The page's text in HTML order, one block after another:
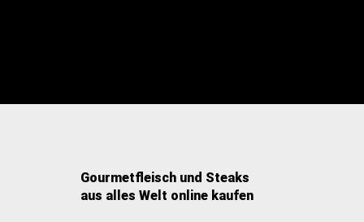
Gourmetfleisch und Steaks
aus alles Welt online kaufen